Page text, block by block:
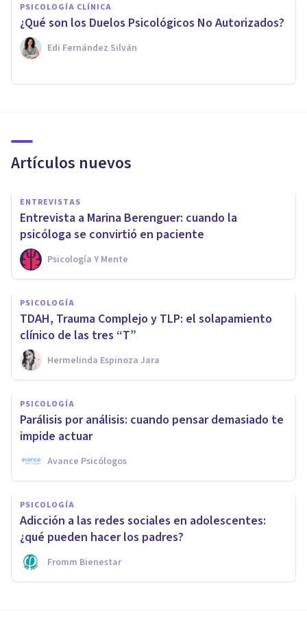
PSICOLOGÍA CLÍNICA
¿Qué son los Duelos Psicológicos No Autorizados?
Edi Fernández Silván
Artículos nuevos
ENTREVISTAS
Entrevista a Marina Berenguer: cuando la
psicóloga se convirtió en paciente
Psicología Y Mente
PSICOLOGÍA
TDAH, Trauma Complejo y TLP: el solapamiento
clínico de las tres “T”
Hermelinda Espinoza Jara
PSICOLOGÍA
Parálisis por análisis: cuando pensar demasiado te
impide actuar
Avance Psicólogos
PSICOLOGÍA
Adicción a las redes sociales en adolescentes:
¿qué pueden hacer los padres?
Fromm Bienestar